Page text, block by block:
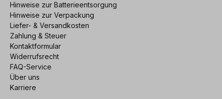
Hinweise zur Batterieentsorgung
Hinweise zur Verpackung
Liefer- & Versandkosten
Zahlung & Steuer
Kontaktformular
Widerrufsrecht
FAQ-Service
Über uns
Karriere